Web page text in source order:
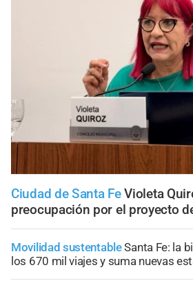
Ciudad de Santa Fe Violeta
preocupación por el proyecto
Movilidad sustentableSanta Fe: la
los 670 mil viajes y suma nuevas